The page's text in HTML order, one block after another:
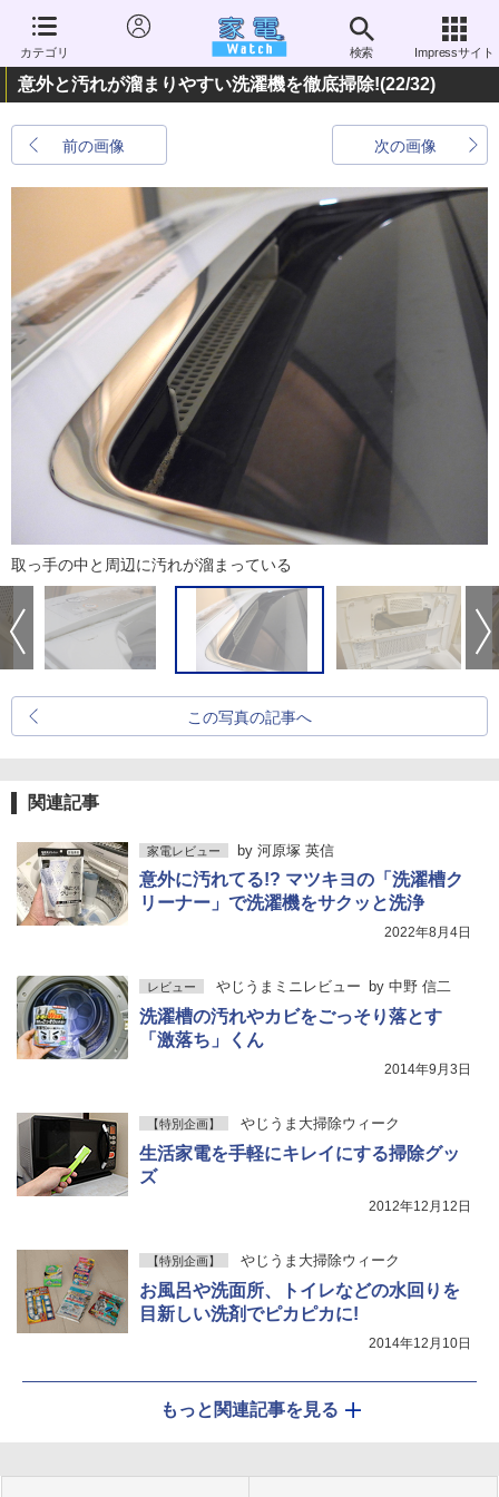
カテゴリ 検索 Impressサイト
意外と汚れが溜まりやすい洗濯機を徹底掃除!(22/32)
前の画像 次の画像
取っ手の中と周辺に汚れが溜まっている
この写真の記事へ
関連記事
家電レビュー by 河原塚 英信
意外に汚れてる!? マツキヨの「洗濯槽ク
リーナー」で洗濯機をサクッと洗浄
2022年8月4日
レビュー やじうまミニレビュー by 中野 信二
洗濯槽の汚れやカビをごっそり落とす
「激落ち」くん
2014年9月3日
【特別企画】 やじうま大掃除ウィーク
生活家電を手軽にキレイにする掃除グッ
ズ
2012年12月12日
【特別企画】 やじうま大掃除ウィーク
お風呂や洗面所、トイレなどの水回りを
目新しい洗剤でピカピカに!
2014年12月10日
もっと関連記事を見る